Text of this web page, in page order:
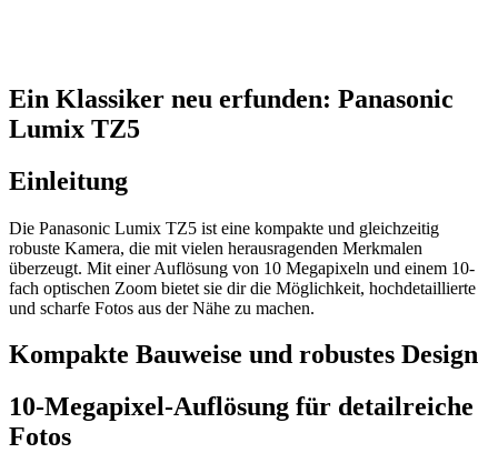
Ein Klassiker neu erfunden: Panasonic
Lumix TZ5
Einleitung
Die Panasonic Lumix TZ5 ist eine kompakte und gleichzeitig
robuste Kamera, die mit vielen herausragenden Merkmalen
überzeugt. Mit einer Auflösung von 10 Megapixeln und einem 10-
fach optischen Zoom bietet sie dir die Möglichkeit, hochdetaillierte
und scharfe Fotos aus der Nähe zu machen.
Kompakte Bauweise und robustes Design
10-Megapixel-Auflösung für detailreiche
Fotos